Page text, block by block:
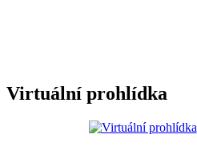
Virtuální prohlídka